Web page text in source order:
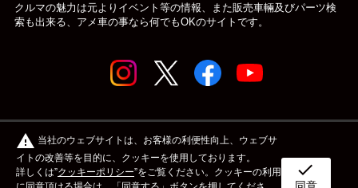
クルマの魅力は元よりイベント等の情報、また販売車輛及びパーツ検
索も出来る、アメ車の事なら何でもOKのサイトです。
© アメ車のWEBマガジン アメ車マガジン公式WEBサイト
ボディタイプ メーカー カスタム&メンテナンス
warning 当社のウェブサイトは、お客様の利便性向上、ウェブサ
イトの改善等を目的に、クッキーを使用しております。
詳しくは”クッキーポリシー”をご覧ください。クッキーの利用
check